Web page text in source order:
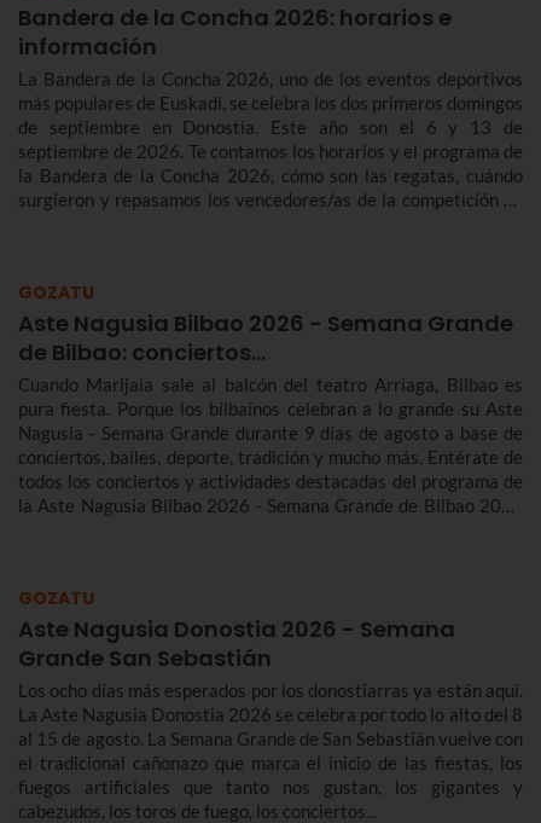
Bandera de la Concha 2026: horarios e
información
La Bandera de la Concha 2026, uno de los eventos deportivos
más populares de Euskadi, se celebra los dos primeros domingos
de septiembre en Donostia. Este año son el 6 y 13 de
septiembre de 2026. Te contamos los horarios y el programa de
la Bandera de la Concha 2026, cómo son las regatas, cuándo
surgieron y repasamos los vencedores/as de la competición de
GOZATU
Aste Nagusia Bilbao 2026 - Semana Grande
de Bilbao: conciertos…
Cuando Marijaia sale al balcón del teatro Arriaga, Bilbao es
pura fiesta. Porque los bilbaínos celebran a lo grande su Aste
Nagusia - Semana Grande durante 9 días de agosto a base de
conciertos, bailes, deporte, tradición y mucho más. Entérate de
todos los conciertos y actividades destacadas del programa de
la Aste Nagusia Bilbao 2026 - Semana Grande de Bilbao 2026
GOZATU
Aste Nagusia Donostia 2026 - Semana
Grande San Sebastián
Los ocho días más esperados por los donostiarras ya están aquí.
La Aste Nagusia Donostia 2026 se celebra por todo lo alto del 8
al 15 de agosto. La Semana Grande de San Sebastián vuelve con
el tradicional cañonazo que marca el inicio de las fiestas, los
fuegos artificiales que tanto nos gustan, los gigantes y
cabezudos, los toros de fuego, los conciertos...